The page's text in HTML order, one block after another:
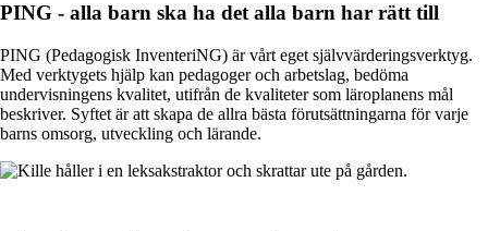
PING - alla barn ska ha det alla barn har rätt till
PING (Pedagogisk InventeriNG) är vårt eget självvärderingsverktyg.
Med verktygets hjälp kan pedagoger och arbetslag, bedöma
undervisningens kvalitet, utifrån de kvaliteter som läroplanens mål
beskriver. Syftet är att skapa de allra bästa förutsättningarna för varje
barns omsorg, utveckling och lärande.